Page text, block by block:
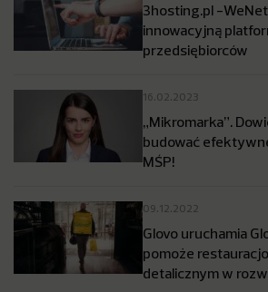
3hosting.pl -
innowacyjną
przedsiębiorców
16.02.2023
„Mikromarka”.
budować
MŚP!
09.12.2022
Glovo uruchamia
pomoże
detalicznym w